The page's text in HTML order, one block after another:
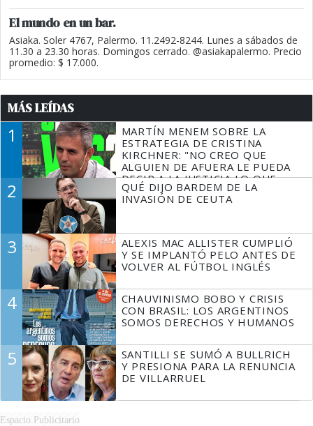
El mundo en un bar.
Asiaka. Soler 4767, Palermo. 11.2492-8244. Lunes a sábados de
11.30 a 23.30 horas. Domingos cerrado. @asiakapalermo. Precio
promedio: $ 17.000.
MÁS LEÍDAS
1
MARTÍN MENEM SOBRE LA
ESTRATEGIA DE CRISTINA
KIRCHNER: "NO CREO QUE
ALGUIEN DE AFUERA LE PUEDA
DECIR A LA JUSTICIA LO QUE
TIENE QUE HACER"
2
QUÉ DIJO BARDEM DE LA
INVASIÓN DE CEUTA
3
ALEXIS MAC ALLISTER CUMPLIÓ
Y SE IMPLANTÓ PELO ANTES DE
VOLVER AL FÚTBOL INGLÉS
4
CHAUVINISMO BOBO Y CRISIS
CON BRASIL: LOS ARGENTINOS
SOMOS DERECHOS Y HUMANOS
5
SANTILLI SE SUMÓ A BULLRICH
Y PRESIONA PARA LA RENUNCIA
DE VILLARRUEL
Espacio Publicitario